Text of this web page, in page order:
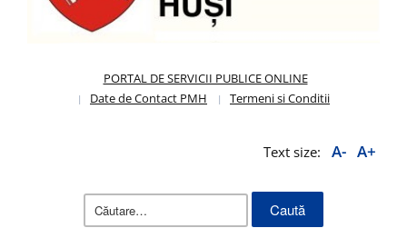
PORTAL DE SERVICII PUBLICE ONLINE
Date de Contact PMH
Termeni si Conditii
Text size: A- A+
Caută